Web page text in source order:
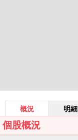
概況 明細
個股概況